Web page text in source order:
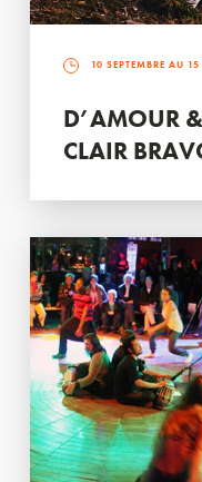
10 SEPTEMBRE AU
D’AMOUR
CLAIR